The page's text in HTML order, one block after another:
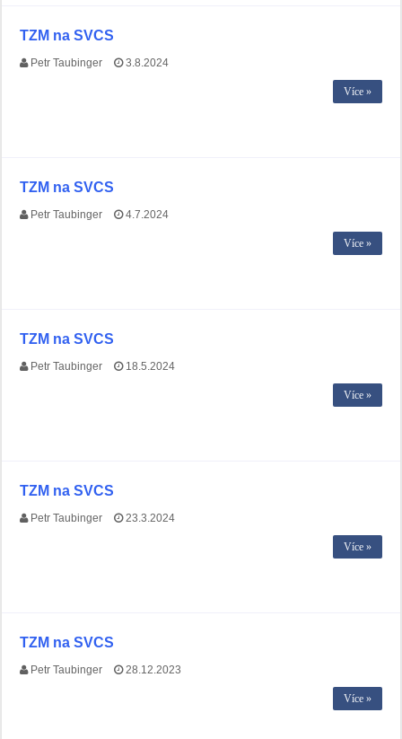
TZM na SVCS
Petr Taubinger 3.8.2024
Více »
TZM na SVCS
Petr Taubinger 4.7.2024
Více »
TZM na SVCS
Petr Taubinger 18.5.2024
Více »
TZM na SVCS
Petr Taubinger 23.3.2024
Více »
TZM na SVCS
Petr Taubinger 28.12.2023
Více »